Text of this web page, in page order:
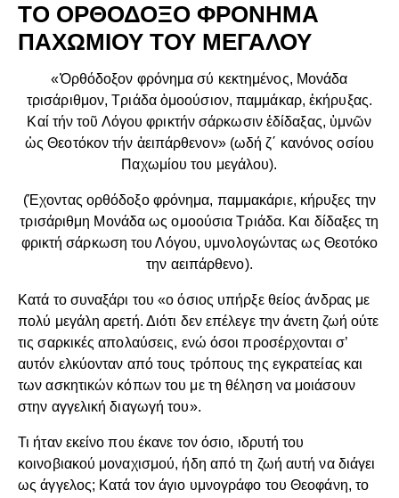
ΤΟ ΟΡΘΟΔΟΞΟ ΦΡΟΝΗΜΑ
ΠΑΧΩΜΙΟΥ ΤΟΥ ΜΕΓΑΛΟΥ
«Ὀρθόδοξον φρόνημα σύ κεκτημένος, Μονάδα
τρισάριθμον, Τριάδα ὁμοούσιον, παμμάκαρ, ἐκήρυξας.
Καί τήν τοῦ Λόγου φρικτήν σάρκωσιν ἐδίδαξας, ὑμνῶν
ὡς Θεοτόκον τήν ἀειπάρθενον» (ωδή ζ΄ κανόνος οσίου
Παχωμίου του μεγάλου).
(Έχοντας ορθόδοξο φρόνημα, παμμακάριε, κήρυξες την
τρισάριθμη Μονάδα ως ομοούσια Τριάδα. Και δίδαξες τη
φρικτή σάρκωση του Λόγου, υμνολογώντας ως Θεοτόκο
την αειπάρθενο).
Κατά το συναξάρι του «ο όσιος υπήρξε θείος άνδρας με
πολύ μεγάλη αρετή. Διότι δεν επέλεγε την άνετη ζωή ούτε
τις σαρκικές απολαύσεις, ενώ όσοι προσέρχονται σ’
αυτόν ελκύονταν από τους τρόπους της εγκρατείας και
των ασκητικών κόπων του με τη θέληση να μοιάσουν
στην αγγελική διαγωγή του».
Τι ήταν εκείνο που έκανε τον όσιο, ιδρυτή του
κοινοβιακού μοναχισμού, ήδη από τη ζωή αυτή να διάγει
ως άγγελος; Κατά τον άγιο υμνογράφο του Θεοφάνη, το